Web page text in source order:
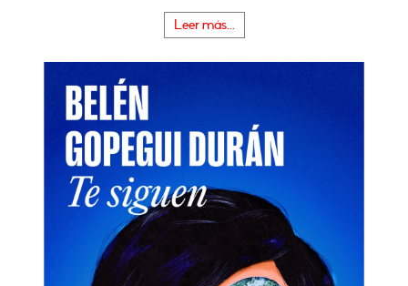
Leer más...